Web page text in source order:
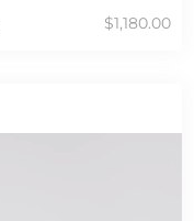
$1,180.00